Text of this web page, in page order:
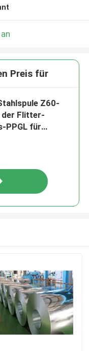
Preis für
Z60-
der Flitter-
PPGL für